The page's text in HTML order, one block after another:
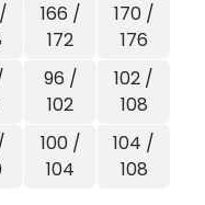
166 /
172
170 /
176
96 /
102
102 /
108
100 /
104
104 /
108